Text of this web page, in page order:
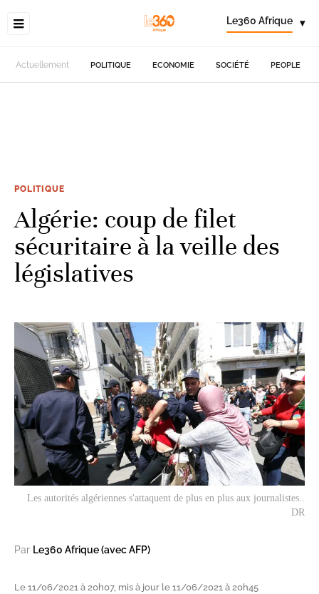
Le360 Afrique ▾
Actuellement POLITIQUE ECONOMIE SOCIÉTÉ PEOPLE
POLITIQUE
Algérie: coup de filet
sécuritaire à la veille des
législatives
Les autorités algériennes s'attaquent de plus en plus aux journalistes..
DR
Par Le360 Afrique (avec AFP)
Le 11/06/2021 à 20h07, mis à jour le 11/06/2021 à 20h45